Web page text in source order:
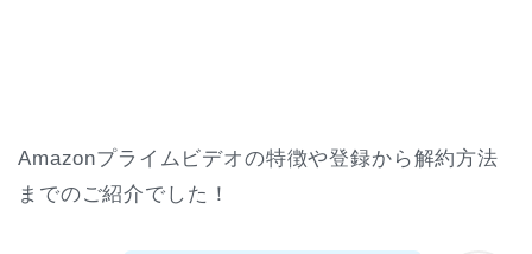
Amazonプライムビデオの特徴や登録から解約方法
までのご紹介でした！